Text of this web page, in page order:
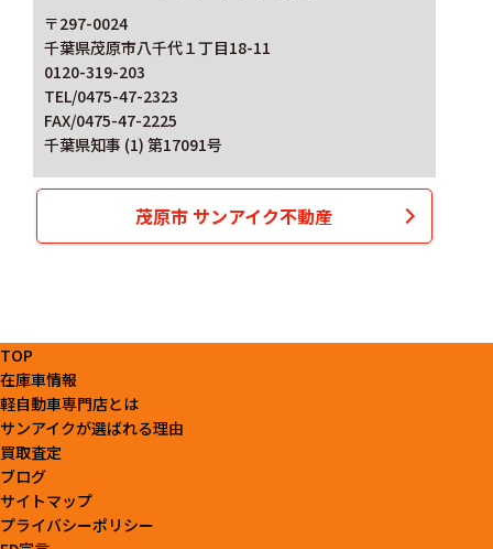
〒297-0024
千葉県茂原市八千代１丁目18-11
0120-319-203
TEL/0475-47-2323
FAX/0475-47-2225
千葉県知事 (1) 第17091号
茂原市 サンアイク不動産
TOP
在庫車情報
軽自動車専門店とは
サンアイクが選ばれる理由
買取査定
ブログ
サイトマップ
プライバシーポリシー